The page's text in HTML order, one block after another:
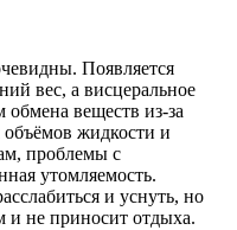
Появляется
вес, а висцеральное
веществ из-за
объёмов жидкости и
проблемы с
утомляемость.
и уснуть, но
и не приносит отдыха.